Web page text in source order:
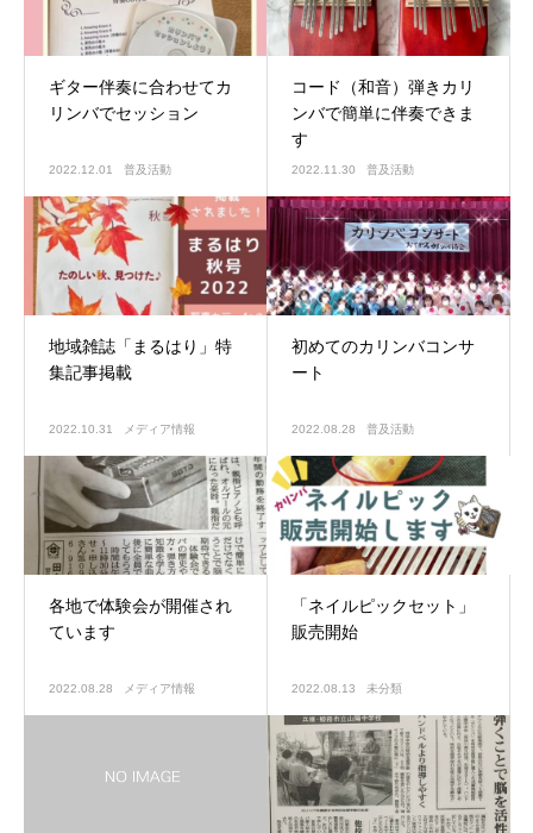
ギター伴奏に合わせてカ
リンバでセッション
2022.12.01 普及活動
コード（和音）弾きカリ
ンバで簡単に伴奏できま
す
2022.11.30 普及活動
地域雑誌「まるはり」特
集記事掲載
2022.10.31 メディア情報
初めてのカリンバコンサ
ート
2022.08.28 普及活動
各地で体験会が開催され
ています
2022.08.28 メディア情報
「ネイルピックセット」
販売開始
2022.08.13 未分類